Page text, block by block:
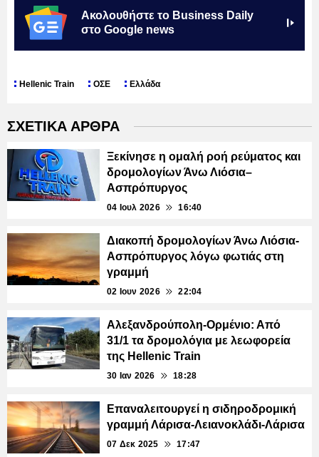
Ακολουθήστε το Business Daily
στο Google news
Hellenic Train ΟΣΕ Ελλάδα
ΣΧΕΤΙΚΑ ΑΡΘΡΑ
Ξεκίνησε η ομαλή ροή ρεύματος και
δρομολογίων Άνω Λιόσια–
Ασπρόπυργος
04 Ιουλ 2026 16:40
Διακοπή δρομολογίων Άνω Λιόσια-
Ασπρόπυργος λόγω φωτιάς στη
γραμμή
02 Ιουν 2026 22:04
Αλεξανδρούπολη-Ορμένιο: Από
31/1 τα δρομολόγια με λεωφορεία
της Hellenic Train
30 Ιαν 2026 18:28
Επαναλειτουργεί η σιδηροδρομική
γραμμή Λάρισα-Λειανοκλάδι-Λάρισα
07 Δεκ 2025 17:47